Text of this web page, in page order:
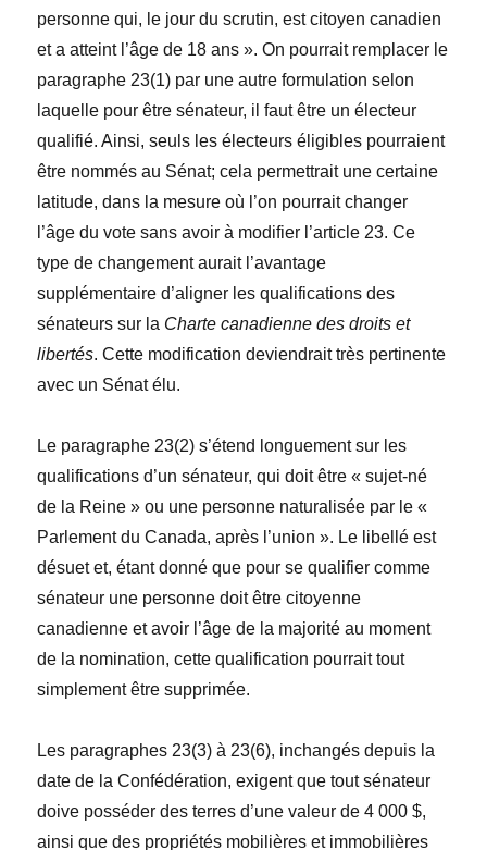
personne qui, le jour du scrutin, est citoyen canadien
et a atteint l’âge de 18 ans ». On pourrait remplacer le
paragraphe 23(1) par une autre formulation selon
laquelle pour être sénateur, il faut être un électeur
qualifié. Ainsi, seuls les électeurs éligibles pourraient
être nommés au Sénat; cela permettrait une certaine
latitude, dans la mesure où l’on pourrait changer
l’âge du vote sans avoir à modifier l’article 23. Ce
type de changement aurait l’avantage
supplémentaire d’aligner les qualifications des
sénateurs sur la Charte canadienne des droits et
libertés. Cette modification deviendrait très pertinente
avec un Sénat élu.
Le paragraphe 23(2) s’étend longuement sur les
qualifications d’un sénateur, qui doit être « sujet-né
de la Reine » ou une personne naturalisée par le «
Parlement du Canada, après l’union ». Le libellé est
désuet et, étant donné que pour se qualifier comme
sénateur une personne doit être citoyenne
canadienne et avoir l’âge de la majorité au moment
de la nomination, cette qualification pourrait tout
simplement être supprimée.
Les paragraphes 23(3) à 23(6), inchangés depuis la
date de la Confédération, exigent que tout sénateur
doive posséder des terres d’une valeur de 4 000 $,
ainsi que des propriétés mobilières et immobilières